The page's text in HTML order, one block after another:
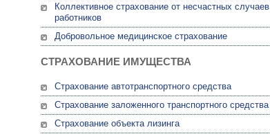
Коллективное страхование от несчастных случаев
работников
Добровольное медицинское страхование
СТРАХОВАНИЕ ИМУЩЕСТВА
Страхование автотранспортного средства
Страхование заложенного транспортного средства
Страхование объекта лизинга